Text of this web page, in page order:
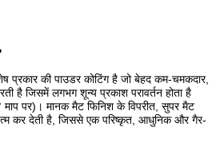
प्रकार की पाउडर कोटिंग है जो बेहद कम-चमकदार,
है जिसमें लगभग शून्य प्रकाश परावर्तन होता है
पर)। मानक मैट फिनिश के विपरीत, सुपर मैट
कर देती है, जिससे एक परिष्कृत, आधुनिक और गैर-